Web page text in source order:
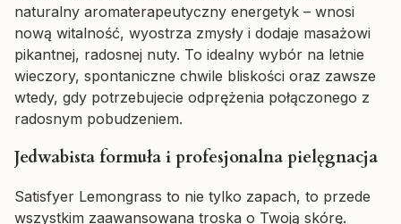
naturalny aromaterapeutyczny energetyk – wnosi
nową witalność, wyostrza zmysły i dodaje masażowi
pikantnej, radosnej nuty. To idealny wybór na letnie
wieczory, spontaniczne chwile bliskości oraz zawsze
wtedy, gdy potrzebujecie odprężenia połączonego z
radosnym pobudzeniem.
Jedwabista formuła i profesjonalna pielęgnacja
Satisfyer Lemongrass to nie tylko zapach, to przede
wszystkim zaawansowana troska o Twoją skórę.